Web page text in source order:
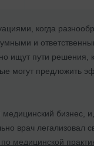
когда
и
ищут пути
могут предложить
бизнес, и,
врач легализовал
медицинской